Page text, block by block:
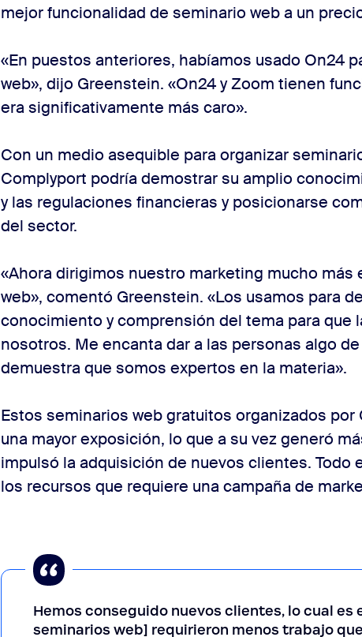
mejor funcionalidad de seminario web a un
«En puestos anteriores, habíamos usado On24
web», dijo Greenstein. «On24 y Zoom tienen
era significativamente más caro».
Con un medio asequible para organizar
Complyport podría demostrar su amplio
y las regulaciones financieras y posicionarse
del sector.
«Ahora dirigimos nuestro marketing mucho más
web», comentó Greenstein. «Los usamos para
conocimiento y comprensión del tema para que
nosotros. Me encanta dar a las personas algo
demuestra que somos expertos en la materia».
Estos seminarios web gratuitos organizados por
una mayor exposición, lo que a su vez generó
impulsó la adquisición de nuevos clientes. Todo
los recursos que requiere una campaña de
Hemos conseguido nuevos clientes, lo cual es
seminarios web] requirieron menos trabajo